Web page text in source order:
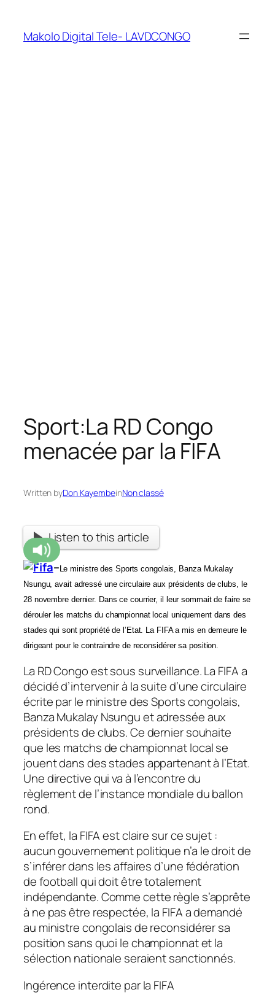
Makolo Digital Tele- LAVDCONGO
Sport:La RD Congo
menacée par la FIFA
Written byDon KayembeinNon classé
Listen to this article
– Le ministre des Sports congolais, Banza Mukalay
Nsungu, avait adressé une circulaire aux présidents de clubs, le
28 novembre dernier. Dans ce courrier, il leur sommait de faire se
dérouler les matchs du championnat local uniquement dans des
stades qui sont propriété de l’Etat. La FIFA a mis en demeure le
dirigeant pour le contraindre de reconsidérer sa position.
La RD Congo est sous surveillance. La FIFA a
décidé d’intervenir à la suite d’une circulaire
écrite par le ministre des Sports congolais,
Banza Mukalay Nsungu et adressée aux
présidents de clubs. Ce dernier souhaite
que les matchs de championnat local se
jouent dans des stades appartenant à l’Etat.
Une directive qui va à l’encontre du
règlement de l’instance mondiale du ballon
rond.
En effet, la FIFA est claire sur ce sujet :
aucun gouvernement politique n’a le droit de
s’inférer dans les affaires d’une fédération
de football qui doit être totalement
indépendante. Comme cette règle s’apprête
à ne pas être respectée, la FIFA a demandé
au ministre congolais de reconsidérer sa
position sans quoi le championnat et la
sélection nationale seraient sanctionnés.
Ingérence interdite par la FIFA